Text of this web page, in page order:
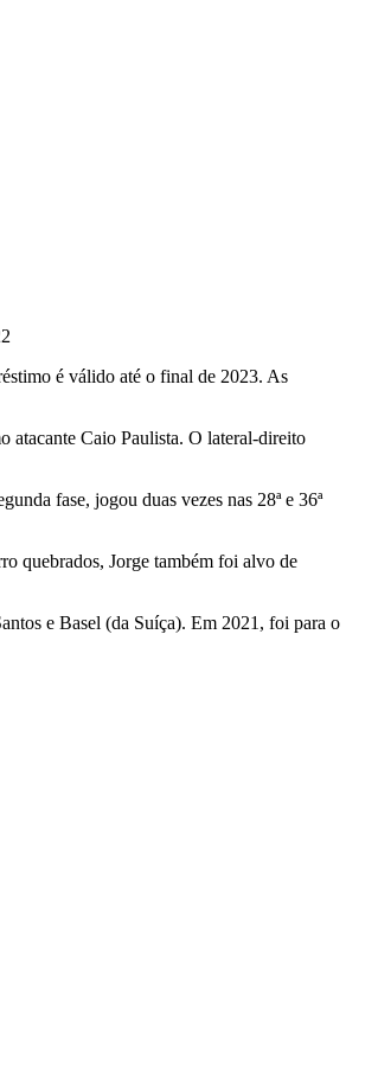
é válido até o final de 2023. As
atacante Caio Paulista. O lateral-direito
fase, jogou duas vezes nas 28ª e 36ª
quebrados, Jorge também foi alvo de
e Basel (da Suíça). Em 2021, foi para o